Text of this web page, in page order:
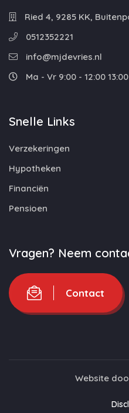
Ried 4, 9285 KK,
0512352221
info@mjdevries.nl
Ma - Vr 9:00 - 12:00
Snelle Links
Verzekeringen
Hypotheken
Financiën
Pensioen
Vragen? Neem
Contact
Website